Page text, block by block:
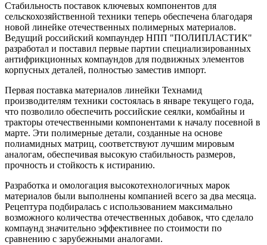
Стабильность поставок ключевых компонентов для
сельскохозяйственной техники теперь обеспечена благодаря
новой линейке отечественных полимерных материалов.
Ведущий российский компаундер НПП "ПОЛИПЛАСТИК"
разработал и поставил первые партии специализированных
антифрикционных компаундов для подвижных элементов
корпусных деталей, полностью заместив импорт.
Первая поставка материалов линейки Технамид
производителям техники состоялась в январе текущего года,
что позволило обеспечить российские сеялки, комбайны и
тракторы отечественными компонентами к началу посевной в
марте. Эти полимерные детали, созданные на основе
полиамидных матриц, соответствуют лучшим мировым
аналогам, обеспечивая высокую стабильность размеров,
прочность и стойкость к истиранию.
Разработка и омологация высокотехнологичных марок
материалов были выполнены компанией всего за два месяца.
Рецептура подбиралась с использованием максимально
возможного количества отечественных добавок, что сделало
компаунд значительно эффективнее по стоимости по
сравнению с зарубежными аналогами.